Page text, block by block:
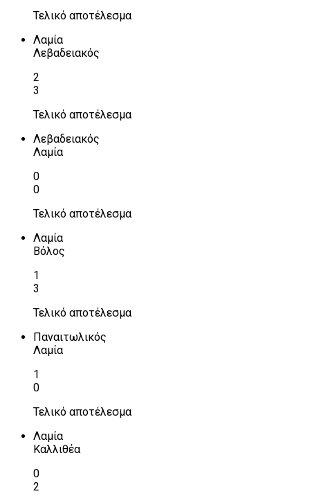
Τελικό αποτέλεσμα
Λαμία
Λεβαδειακός
2
3
Τελικό αποτέλεσμα
Λεβαδειακός
Λαμία
0
0
Τελικό αποτέλεσμα
Λαμία
Βόλος
1
3
Τελικό αποτέλεσμα
Παναιτωλικός
Λαμία
1
0
Τελικό αποτέλεσμα
Λαμία
Καλλιθέα
0
2